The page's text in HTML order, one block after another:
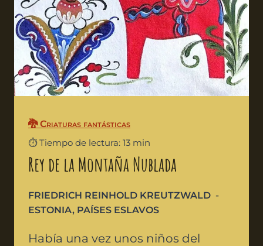
🐉 Criaturas fantásticas
⏱️ Tiempo de lectura: 13 min
Rey de la Montaña Nublada
FRIEDRICH REINHOLD KREUTZWALD
ESTONIA, PAÍSES ESLAVOS
Había una vez unos niños del